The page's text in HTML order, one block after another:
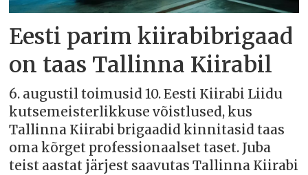
Eesti parim kiirabibrigaad
on taas Tallinna Kiirabil
6. augustil toimusid 10. Eesti Kiirabi Liidu
kutsemeisterlikkuse võistlused, kus
Tallinna Kiirabi brigaadid kinnitasid taas
oma kõrget professionaalset taset. Juba
teist aastat järjest saavutas Tallinna Kiirabi